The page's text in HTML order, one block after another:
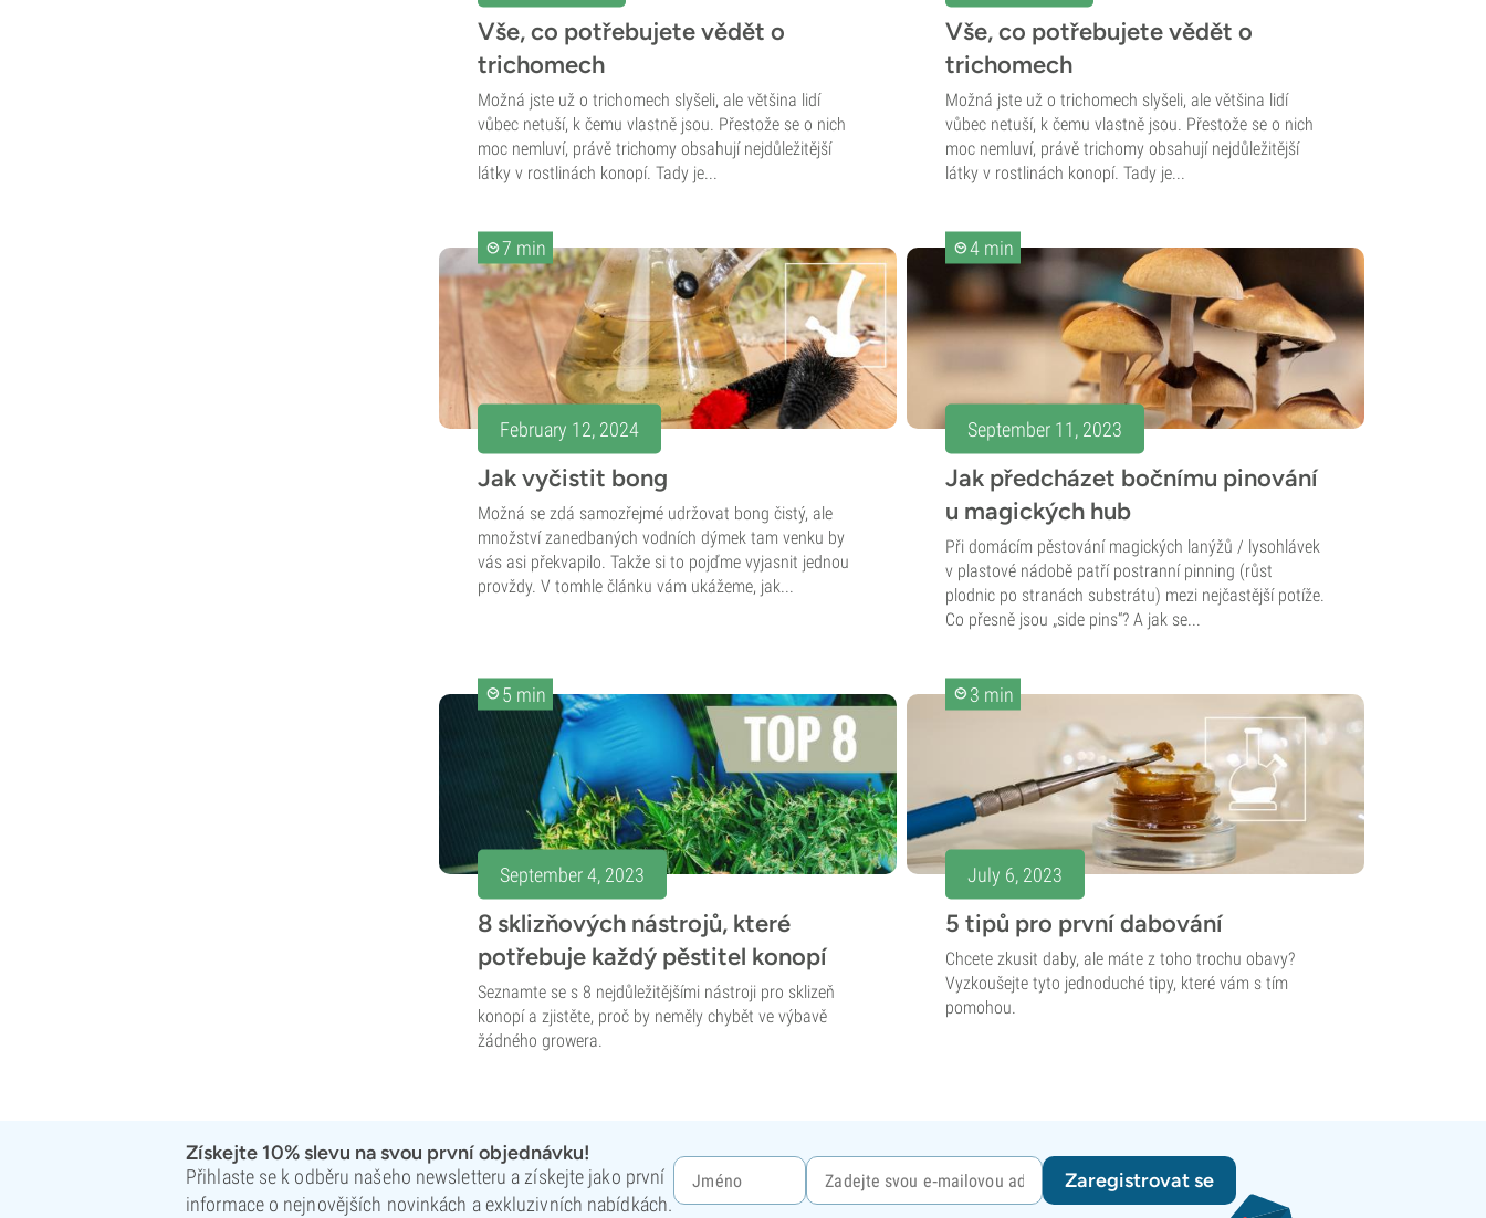
Vše, co potřebujete vědět o
trichomech
Možná jste už o trichomech slyšeli, ale většina lidí
vůbec netuší, k čemu vlastně jsou. Přestože se o nich
moc nemluví, právě trichomy obsahují nejdůležitější
látky v rostlinách konopí. Tady je...
Vše, co potřebujete vědět o
trichomech
Možná jste už o trichomech slyšeli, ale většina lidí
vůbec netuší, k čemu vlastně jsou. Přestože se o nich
moc nemluví, právě trichomy obsahují nejdůležitější
látky v rostlinách konopí. Tady je...
7 min
February 12, 2024
Jak vyčistit bong
Možná se zdá samozřejmé udržovat bong čistý, ale
množství zanedbaných vodních dýmek tam venku by
vás asi překvapilo. Takže si to pojďme vyjasnit jednou
provždy. V tomhle článku vám ukážeme, jak...
4 min
September 11, 2023
Jak předcházet bočnímu pinování
u magických hub
Při domácím pěstování magických lanýžů / lysohlávek
v plastové nádobě patří postranní pinning (růst
plodnic po stranách substrátu) mezi nejčastější potíže.
Co přesně jsou „side pins“? A jak se...
5 min
September 4, 2023
8 sklizňových nástrojů, které
potřebuje každý pěstitel konopí
Seznamte se s 8 nejdůležitějšími nástroji pro sklizeň
konopí a zjistěte, proč by neměly chybět ve výbavě
žádného growera.
3 min
July 6, 2023
5 tipů pro první dabování
Chcete zkusit daby, ale máte z toho trochu obavy?
Vyzkoušejte tyto jednoduché tipy, které vám s tím
pomohou.
Získejte 10% slevu na svou první objednávku!
Přihlaste se k odběru našeho newsletteru a získejte jako první
informace o nejnovějších novinkách a exkluzivních nabídkách.
Zaregistrovat se